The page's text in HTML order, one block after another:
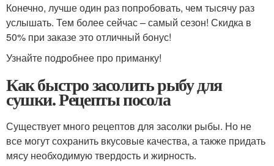
Конечно, лучше один раз попробовать, чем тысячу раз
услышать. Тем более сейчас – самый сезон! Скидка в
50% при заказе это отличный бонус!
Узнайте подробнее про приманку!
Как быстро засолить рыбу для
сушки. Рецепты посола
Существует много рецептов для засолки рыбы. Но не
все могут сохранить вкусовые качества, а также придать
мясу необходимую твердость и жирность.